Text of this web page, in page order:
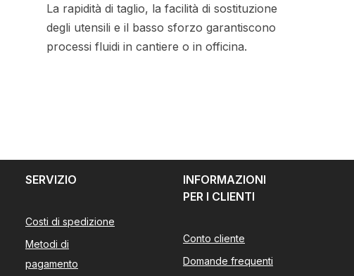
La rapidità di taglio, la facilità di sostituzione
degli utensili e il basso sforzo garantiscono
processi fluidi in cantiere o in officina.
SERVIZIO
Costi di spedizione
Metodi di
pagamento
INFORMAZIONI
PER I CLIENTI
Conto cliente
Domande frequenti